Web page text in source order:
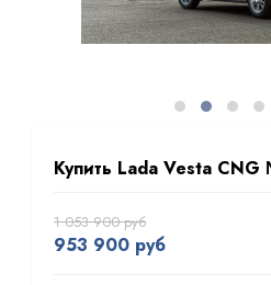
Купить Lada Vesta
1 053 900 руб
953 900 руб